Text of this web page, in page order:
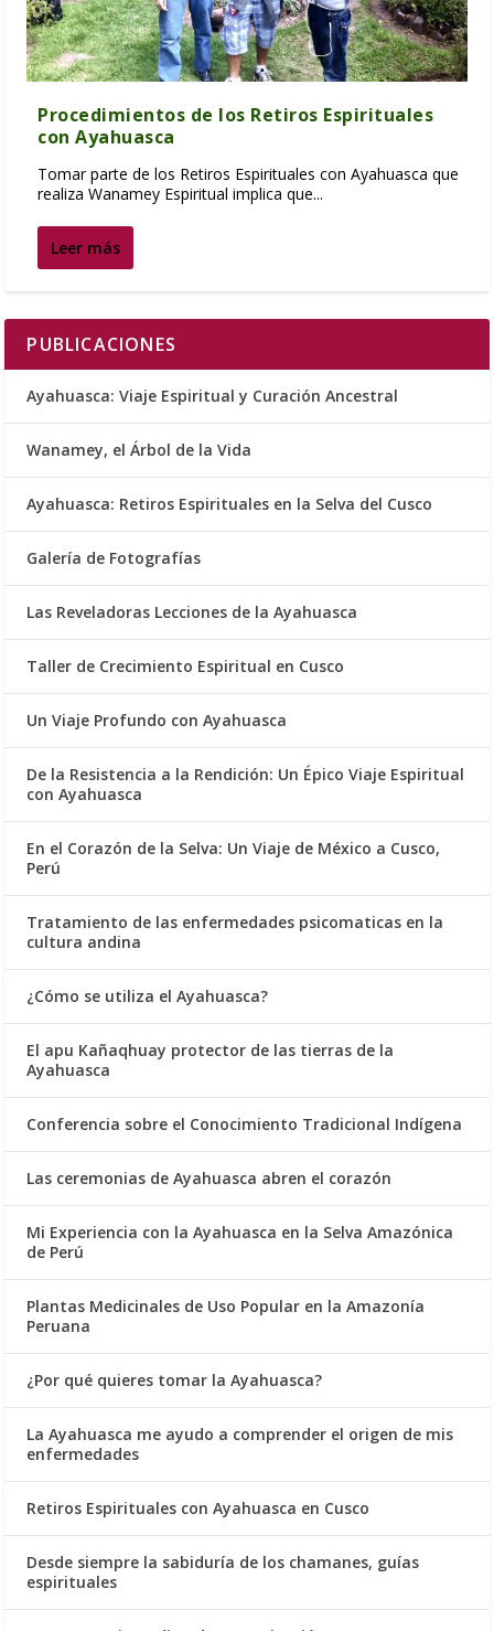
Procedimientos de los Retiros Espirituales
con Ayahuasca
Tomar parte de los Retiros Espirituales con Ayahuasca que
realiza Wanamey Espiritual implica que...
Leer más
PUBLICACIONES
Ayahuasca: Viaje Espiritual y Curación Ancestral
Wanamey, el Árbol de la Vida
Ayahuasca: Retiros Espirituales en la Selva del Cusco
Galería de Fotografías
Las Reveladoras Lecciones de la Ayahuasca
Taller de Crecimiento Espiritual en Cusco
Un Viaje Profundo con Ayahuasca
De la Resistencia a la Rendición: Un Épico Viaje Espiritual
con Ayahuasca
En el Corazón de la Selva: Un Viaje de México a Cusco,
Perú
Tratamiento de las enfermedades psicomaticas en la
cultura andina
¿Cómo se utiliza el Ayahuasca?
El apu Kañaqhuay protector de las tierras de la
Ayahuasca
Conferencia sobre el Conocimiento Tradicional Indígena
Las ceremonias de Ayahuasca abren el corazón
Mi Experiencia con la Ayahuasca en la Selva Amazónica
de Perú
Plantas Medicinales de Uso Popular en la Amazonía
Peruana
¿Por qué quieres tomar la Ayahuasca?
La Ayahuasca me ayudo a comprender el origen de mis
enfermedades
Retiros Espirituales con Ayahuasca en Cusco
Desde siempre la sabiduría de los chamanes, guías
espirituales